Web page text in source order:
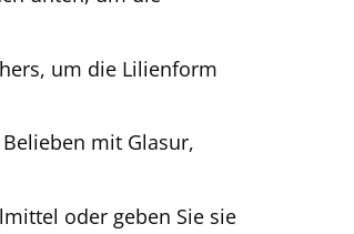
um die Lilienform
mit Glasur,
oder geben Sie sie